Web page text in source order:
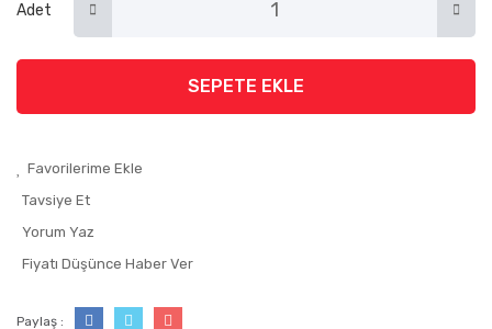
Adet
SEPETE EKLE
Tavsiye Et
Yorum Yaz
Fiyatı Düşünce Haber Ver
Paylaş :